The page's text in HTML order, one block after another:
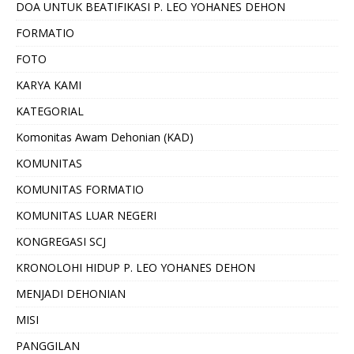
DOA UNTUK BEATIFIKASI P. LEO YOHANES DEHON
FORMATIO
FOTO
KARYA KAMI
KATEGORIAL
Komonitas Awam Dehonian (KAD)
KOMUNITAS
KOMUNITAS FORMATIO
KOMUNITAS LUAR NEGERI
KONGREGASI SCJ
KRONOLOHI HIDUP P. LEO YOHANES DEHON
MENJADI DEHONIAN
MISI
PANGGILAN